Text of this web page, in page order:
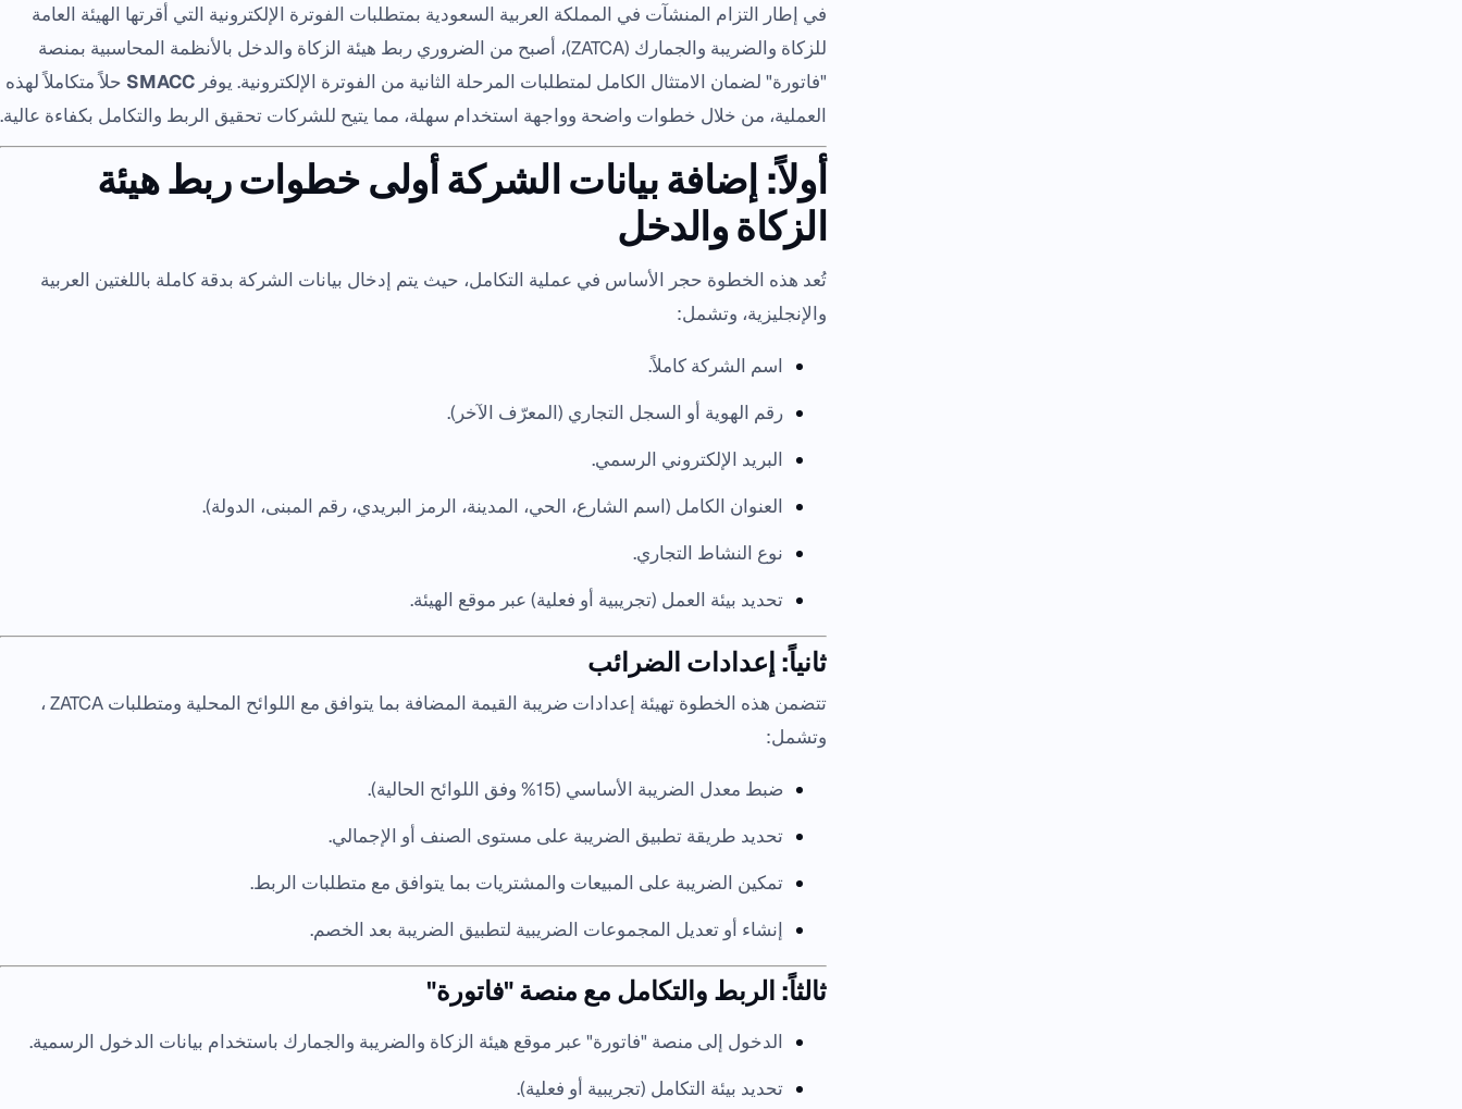
في إطار التزام المنشآت في المملكة العربية السعودية بمتطلبات الفوترة الإلكترونية التي أقرتها الهيئة العامة
للزكاة والضريبة والجمارك (ZATCA)، أصبح من الضروري ربط هيئة الزكاة والدخل بالأنظمة المحاسبية بمنصة
"فاتورة" لضمان الامتثال الكامل لمتطلبات المرحلة الثانية من الفوترة الإلكترونية. يوفر SMACC حلاً متكاملاً لهذه
العملية، من خلال خطوات واضحة وواجهة استخدام سهلة، مما يتيح للشركات تحقيق الربط والتكامل بكفاءة عالية.
أولاً: إضافة بيانات الشركة أولى خطوات ربط هيئة
الزكاة والدخل
تُعد هذه الخطوة حجر الأساس في عملية التكامل، حيث يتم إدخال بيانات الشركة بدقة كاملة باللغتين العربية
والإنجليزية، وتشمل:
اسم الشركة كاملاً.
رقم الهوية أو السجل التجاري (المعرّف الآخر).
البريد الإلكتروني الرسمي.
العنوان الكامل (اسم الشارع، الحي، المدينة، الرمز البريدي، رقم المبنى، الدولة).
نوع النشاط التجاري.
تحديد بيئة العمل (تجريبية أو فعلية) عبر موقع الهيئة.
ثانياً: إعدادات الضرائب
تتضمن هذه الخطوة تهيئة إعدادات ضريبة القيمة المضافة بما يتوافق مع اللوائح المحلية ومتطلبات ZATCA ،
وتشمل:
ضبط معدل الضريبة الأساسي (15% وفق اللوائح الحالية).
تحديد طريقة تطبيق الضريبة على مستوى الصنف أو الإجمالي.
تمكين الضريبة على المبيعات والمشتريات بما يتوافق مع متطلبات الربط.
إنشاء أو تعديل المجموعات الضريبية لتطبيق الضريبة بعد الخصم.
ثالثاً: الربط والتكامل مع منصة "فاتورة"
الدخول إلى منصة "فاتورة" عبر موقع هيئة الزكاة والضريبة والجمارك باستخدام بيانات الدخول الرسمية.
تحديد بيئة التكامل (تجريبية أو فعلية).